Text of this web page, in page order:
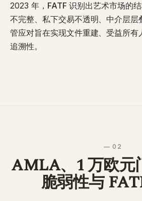
2023 年， FATF 识别出艺术市场的
不完整、私下交易不透明、中介层层
管应对旨在实现文件重建、 受益所有
追溯性。
— 02
AMLA、1 万欧元
脆弱性与